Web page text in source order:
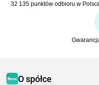
32 135 punktów odbioru w
O spółce